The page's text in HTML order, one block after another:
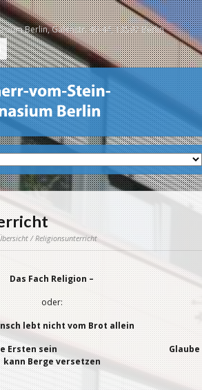
Berlin, Galenstr. 40-44, 13597 Berlin
/ Religionsunterricht
Das Fach Religion –
oder:
lebt nicht vom Brot allein
die Ersten sein Glaube
kann Berge versetzen